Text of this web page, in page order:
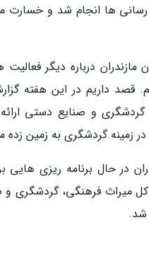
ها انجام شد و خسارت
درباره دیگر
می کنیم. قصد داریم در این
گردشگری و صنایع دستی
در زمینه گردشگری به زمین
در حال برنامه ریزی
فرهنگی، گردشگری و
شد.